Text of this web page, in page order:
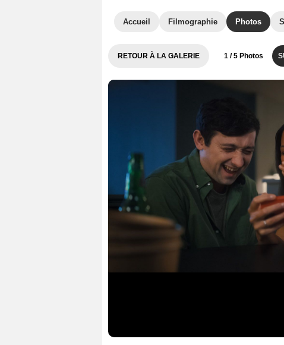
Accueil Filmographie Photos
RETOUR À LA GALERIE 1 / 5 Photos